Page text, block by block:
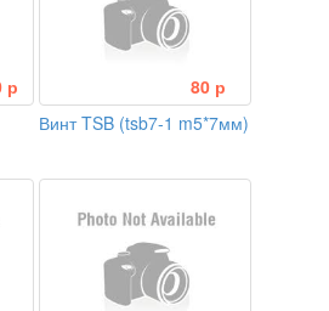
р
80 р
Винт TSB (tsb7-1 m5*7мм)